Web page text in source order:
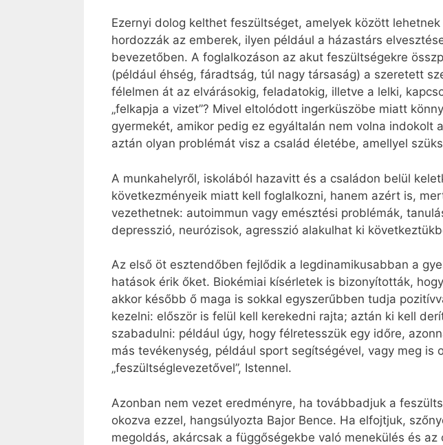
Ezernyi dolog kelthet feszültséget, amelyek között
hordozzák az emberek, ilyen például a házastárs
bevezetőben. A foglalkozáson az akut feszültségekre
(például éhség, fáradtság, túl nagy társaság) a szeretett
félelmen át az elvárásokig, feladatokig, illetve a lelki,
„felkapja a vizet”? Mivel eltolódott ingerküszöbe miatt
gyermekét, amikor pedig ez egyáltalán nem volna indokolt
aztán olyan problémát visz a család életébe, amellyel
A munkahelyről, iskolából hazavitt és a családon belül
következményeik miatt kell foglalkozni, hanem azért is,
vezethetnek: autoimmun vagy emésztési problémák,
depresszió, neurózisok, agresszió alakulhat ki
Az első öt esztendőben fejlődik a legdinamikusabban a
hatások érik őket. Biokémiai kísérletek is bizonyították,
akkor később ő maga is sokkal egyszerűbben tudja
kezelni: először is felül kell kerekedni rajta; aztán ki kell
szabadulni: például úgy, hogy félretesszük egy időre,
más tevékenység, például sport segítségével, vagy meg is
„feszültséglevezetővel”, Istennel.
Azonban nem vezet eredményre, ha továbbadjuk a
okozva ezzel, hangsúlyozta Bajor Bence. Ha elfojtjuk,
megoldás, akárcsak a függőségekbe való menekülés és